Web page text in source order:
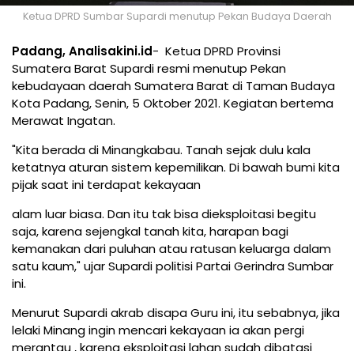
Ketua DPRD Sumbar Supardi menutup Pekan Budaya Daerah
Padang, Analisakini.id- Ketua DPRD Provinsi
Sumatera Barat Supardi resmi menutup Pekan
kebudayaan daerah Sumatera Barat di Taman Budaya
Kota Padang, Senin, 5 Oktober 2021. Kegiatan bertema
Merawat Ingatan.
"Kita berada di Minangkabau. Tanah sejak dulu kala
ketatnya aturan sistem kepemilikan. Di bawah bumi kita
pijak saat ini terdapat kekayaan
alam luar biasa. Dan itu tak bisa dieksploitasi begitu
saja, karena sejengkal tanah kita, harapan bagi
kemanakan dari puluhan atau ratusan keluarga dalam
satu kaum," ujar Supardi politisi Partai Gerindra Sumbar
ini.
Menurut Supardi akrab disapa Guru ini, itu sebabnya, jika
lelaki Minang ingin mencari kekayaan ia akan pergi
merantau , karena eksploitasi lahan sudah dibatasi